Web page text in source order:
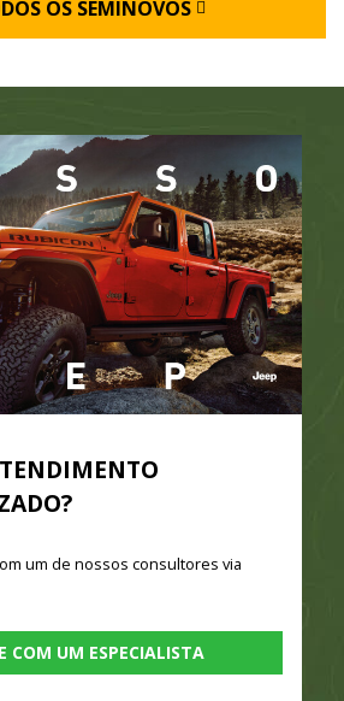
OS SEMINOVOS
um de nossos consultores via
COM UM ESPECIALISTA